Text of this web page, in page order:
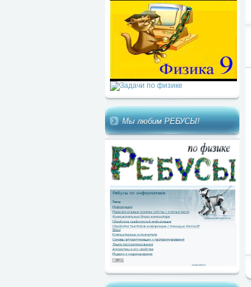
Мы любим РЕБУСЫ!